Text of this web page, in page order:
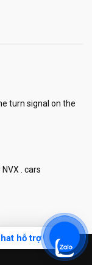
turn signal on the
. cars
© Design by
hỗ trợ